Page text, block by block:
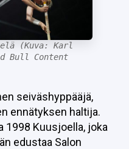
(Kuva: Karl
Bull Content
seiväshyppääjä,
ennätyksen haltija.
1998 Kuusjoella, joka
edustaa Salon